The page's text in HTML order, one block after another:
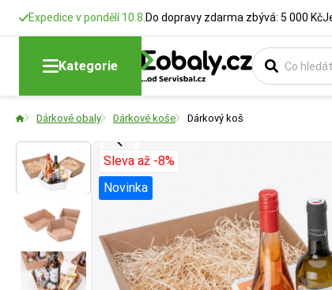
Expedice v pondělí 10.8. Do dopravy zdarma zbývá: 5 000 Kč
Kategorie
Dárkové obaly Dárkové koše Dárkový koš
Sleva až -8%
Novinka
Barva
Materiál